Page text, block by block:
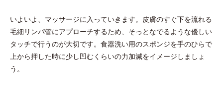
いよいよ、マッサージに入っていきます。皮膚のすぐ下を流れる
毛細リンパ管にアプローチするため、そっとなでるような優しい
タッチで行うのが大切です。食器洗い用のスポンジを手のひらで
上から押した時に少し凹むくらいの力加減をイメージしましょ
う。